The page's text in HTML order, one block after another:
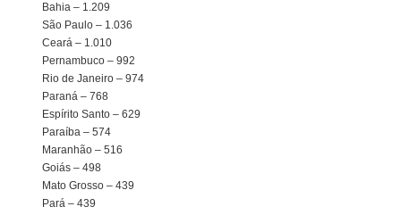
Bahia – 1.209
São Paulo – 1.036
Ceará – 1.010
Pernambuco – 992
Rio de Janeiro – 974
Paraná – 768
Espírito Santo – 629
Paraíba – 574
Maranhão – 516
Goiás – 498
Mato Grosso – 439
Pará – 439